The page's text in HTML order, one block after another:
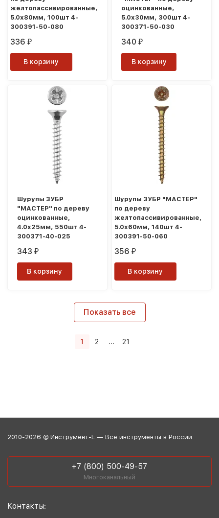
желтопассивированные,
5.0x80мм, 100шт 4-
300391-50-080
336 ₽
В корзину
оцинкованные,
5.0x30мм, 300шт 4-
300371-50-030
340₽
В корзину
Шурупы ЗУБР
"МАСТЕР" по дереву
оцинкованные,
4.0x25мм, 550шт 4-
300371-40-025
343₽
В корзину
Шурупы ЗУБР "МАСТЕР"
по дереву
желтопассивированные,
5.0x60мм, 140шт 4-
300391-50-060
356 ₽
В корзину
Показать все
1 2 ... 21
2010-2026 © Инструмент-Е — Все инструменты в России
+7 (800) 500-49-57
Многоканальный
Контакты: